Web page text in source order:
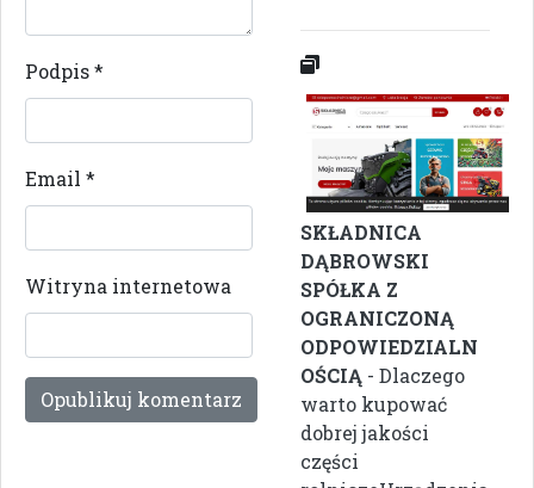
Podpis*
Email *
Witryna internetowa
SKŁADNICA
DĄBROWSKI
SPÓŁKA Z
OGRANICZONĄ
ODPOWIEDZIALN
OŚCIĄ - Dlaczego
warto kupować
dobrej jakości
części